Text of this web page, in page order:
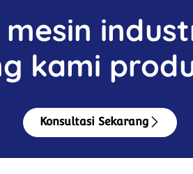
kami
Konsultasi Sekarang